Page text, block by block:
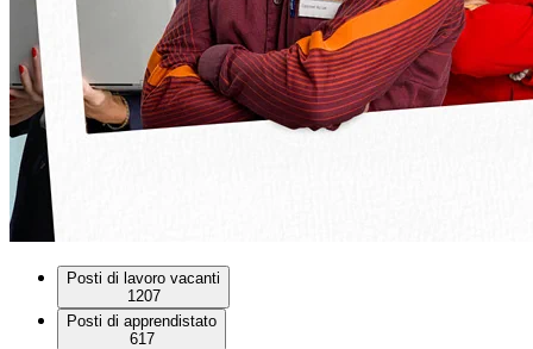
Posti di lavoro vacanti
1207
Posti di apprendistato
617